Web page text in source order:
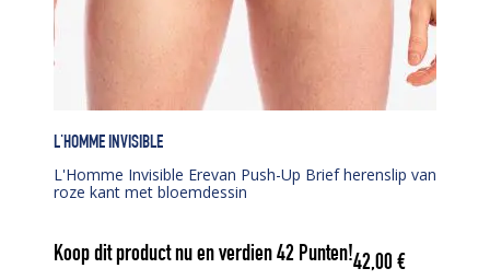
L'HOMME INVISIBLE
L'Homme Invisible Erevan Push-Up Brief herenslip van
roze kant met bloemdessin
Koop dit product nu en verdien42 Punten!42,00€